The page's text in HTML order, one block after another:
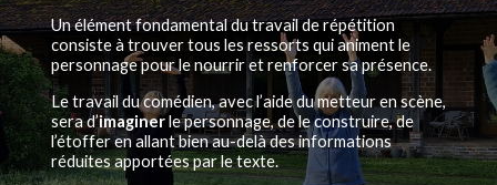
Un élément fondamental du travail de répétition
consiste à trouver tous les ressorts qui animent le
personnage pour le nourrir et renforcer sa présence.
Le travail du comédien, avec l’aide du metteur en scène,
sera d’imaginerle personnage, de le construire, de
l’étoffer en allant bien au-delà des informations
réduites apportées par le texte.